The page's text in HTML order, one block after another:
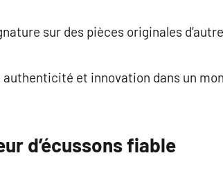
sur des pièces originales
authenticité et innovation dans un
d’écussons fiable